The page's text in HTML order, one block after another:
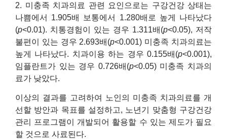
2. 미충족 치과의료 관련 요인으로는 구강건강 상태는
나쁨에서 1.905배 보통에서 1.280배로 높게 나타났다
(p<0.01). 치통경험이 있는 경우 1.311배(p<0.05), 저작
불편이 있는 경우 2.693배(p<0.001) 미충족 치과의료는
높게 나타났다. 치과이용 하는 경우 0.155배(p<0.001),
임플란트가 있는 경우 0.726배(p<0.05) 미충족 치과의
료가 낮았다.
이상의 결과를 고려하여 노인의 미충족 치과의료를 개
선할 방안과 목표를 설정하고, 노년기 맞춤형 구강건강
관리 프로그램이 개발되어 활용할 수 있는 제도가 필요
할 것으로 사료된다.